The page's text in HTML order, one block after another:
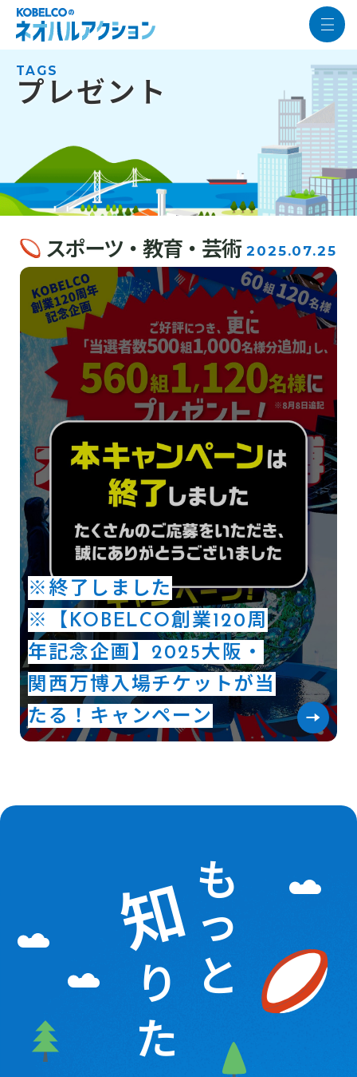
TAGS
プレゼント
スポーツ・教育・芸術 2025.07.25
※終了しました
※【KOBELCO創業120周
年記念企画】2025大阪・
関西万博入場チケットが当
たる！キャンペーン
も
っ
と
知
り
た